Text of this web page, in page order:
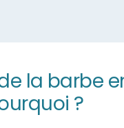
la barbe
?